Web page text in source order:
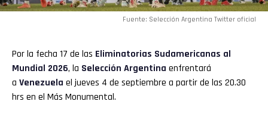
Fuente: Selección Argentina Twitter oficial
Por la fecha 17 de las Eliminatorias Sudamericanas al
Mundial 2026, la Selección Argentina enfrentará
a Venezuela el jueves 4 de septiembre a partir de las 20.30
hrs en el Más Monumental.